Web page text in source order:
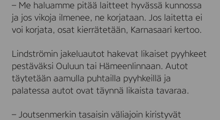
– Me haluamme pitää laitteet hyvässä kunnossa
ja jos vikoja ilmenee, ne korjataan. Jos laitetta ei
voi korjata, osat kierrätetään, Karnasaari kertoo.
Lindströmin jakeluautot hakevat likaiset pyyhkeet
pestäväksi Ouluun tai Hämeenlinnaan. Autot
täytetään aamulla puhtailla pyyhkeillä ja
palatessa autot ovat täynnä likaista tavaraa.
– Joutsenmerkin tasaisin väliajoin kiristyvät